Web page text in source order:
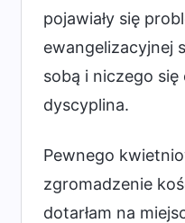
pojawiały się
ewangelizacyjnej
sobą i niczego się
dyscyplina.
Pewnego
zgromadzenie
dotarłam na